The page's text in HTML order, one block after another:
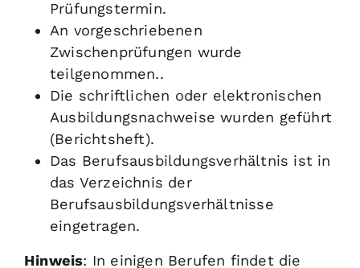
Prüfungstermin.
An vorgeschriebenen
Zwischenprüfungen wurde
teilgenommen..
Die schriftlichen oder elektronischen
Ausbildungsnachweise wurden geführt
(Berichtsheft).
Das Berufsausbildungsverhältnis ist in
das Verzeichnis der
Berufsausbildungsverhältnisse
eingetragen.
Hinweis: In einigen Berufen findet die